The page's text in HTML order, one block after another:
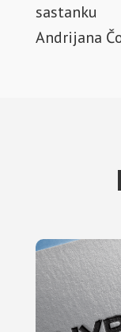
sastanku
Andrijana